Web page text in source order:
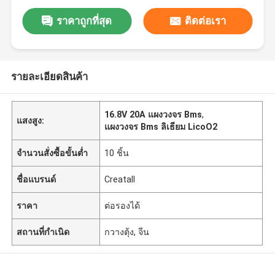
ราคาถูกที่สุด ติดต่อเรา
รายละเอียดสินค้า
แสงสูง:
16.8V 20A แผงวงจร Bms,
แผงวงจร Bms ลิเธียม LicoO2
จำนวนสั่งซื้อขั้นต่ำ 10 ชิ้น
ชื่อแบรนด์ Creatall
ราคา ต่อรองได้
สถานที่กำเนิด กวางตุ้ง, จีน